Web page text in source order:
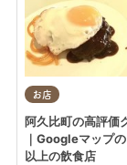
お店
阿久比町の高評価
｜Googleマップ
以上の飲食店